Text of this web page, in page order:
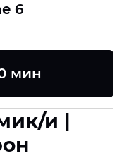
6
мин
и |